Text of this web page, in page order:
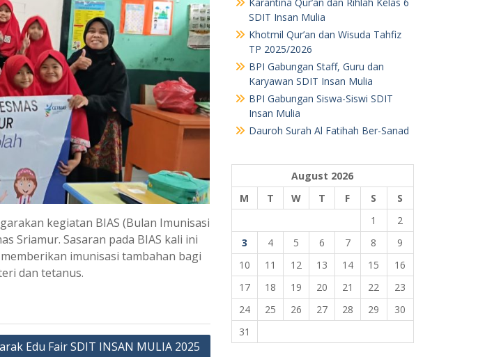
kegiatan BIAS (Bulan Imunisasi
Sriamur. Sasaran pada BIAS kali ini
imunisasi tambahan bagi
dan tetanus.
Edu Fair SDIT INSAN MULIA 2025
SDIT Insan Mulia
Khotmil Qur’an dan Wisuda Tahfiz
TP 2025/2026
BPI Gabungan Staff, Guru dan
Karyawan SDIT Insan Mulia
BPI Gabungan Siswa-Siswi SDIT
Insan Mulia
Dauroh Surah Al Fatihah Ber-Sanad
August 2026
M
T W T F S
S
1
2
3
4 5 6 7 8
9
10
11 12 13 14 15
16
17
18 19 20 21 22
23
24
25 26 27 28 29
30
31